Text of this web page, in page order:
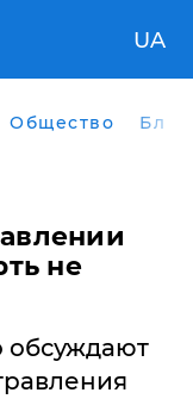
UA
Общество
не
обсуждают